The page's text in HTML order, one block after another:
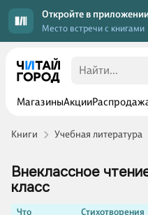
Откройте в
Место встречи с книгами
МагазиныАкции
Книги Учебная литература
Внеклассное
класс
Что
Стихотворения